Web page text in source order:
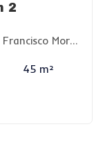
2
Morato-SP
45 m²